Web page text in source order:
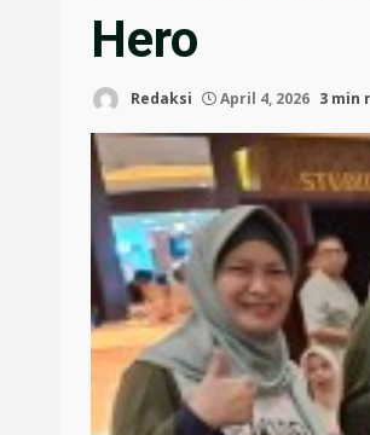
Hero
Redaksi April 4, 2026 3 min